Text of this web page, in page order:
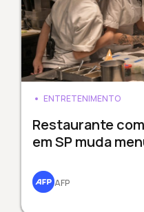
ENTRETENIMENTO
Restaurante
em SP muda
AFP